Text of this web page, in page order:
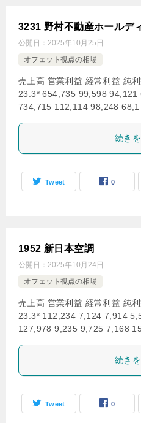
3231 野村不動産ホールデ
公開日： 2025年10月25日
オフェット視点の相場
売上高 営業利益 経常利益 純
23.3* 654,735 99,598
734,715 112,114 98,248
続き
Tweet 0
1952 新日本空調
公開日： 2025年10月24日
オフェット視点の相場
売上高 営業利益 経常利益 純
23.3* 112,234 7,124 7,914
127,978 9,235 9,725 7,168
続き
Tweet 0